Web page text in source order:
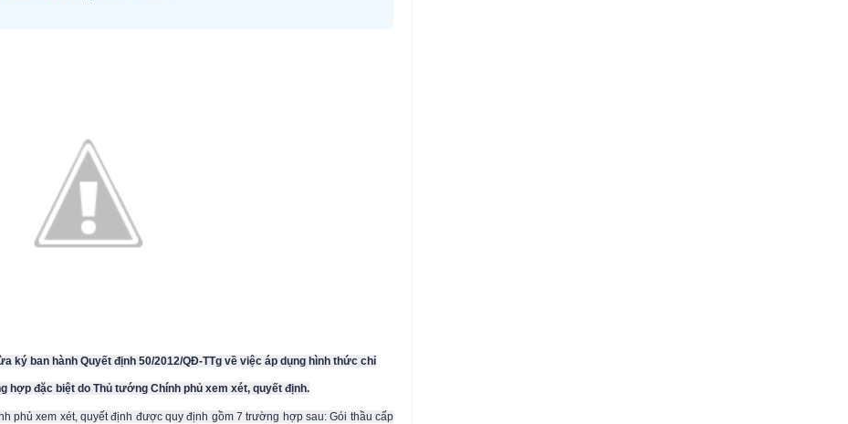
ký ban hành Quyết định 50/2012/QĐ-TTg về việc áp dụng hình thức chỉ
hợp đặc biệt do Thủ tướng Chính phủ xem xét, quyết định.
phủ xem xét, quyết định được quy định gồm 7 trường hợp sau: Gói thầu cấp